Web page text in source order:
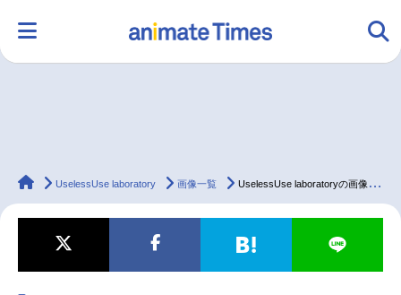
ラジオ みんなの声 グッズ 映画
マンガ・ラノベ ゲーム・アプリ 音楽 コスプレ
animateTimes
UselessUse laboratory 画像一覧 UselessUse laboratoryの画像をまとめました